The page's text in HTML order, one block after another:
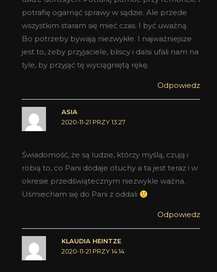
potrafię ogarnąć sprawy w sądzie. Ale przede
wszystkim staram się mieć czas. I być uważną.
Bo potrzeby bywają niezwykłe. I najważniejsze
jest to, żeby przyjaciele, bliscy i dalsi ufali nam na
tyle, by przyjąć tę wyciągniętą rękę.
Odpowiedz
ASIA
2020-11-21 PRZY 13:27
Świadomość, że są ludzie, którzy myślą, czują i
robią to, co Pani dodaje otuchy a ta jest teraz i w
okresie przedświątecznym niezwykle ważna.
Uśmiecham się do Pani z oddali
Odpowiedz
KLAUDIA HEINTZE
2020-11-21 PRZY 14:14